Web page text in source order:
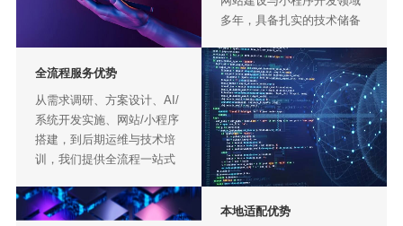
多年，具备扎实的技术储备
接企业数字化转型需求，规
避技术误区，提供量身定制
的解决方案，确保服务专
业、高效、适配性强。
全流程服务优势
从需求调研、方案设计、AI/
系统开发实施、网站/小程序
搭建，到后期运维与技术培
训，我们提供全流程一站式
力对接，全程专人跟进，降
低企业转型成本与沟通风
本地适配优势